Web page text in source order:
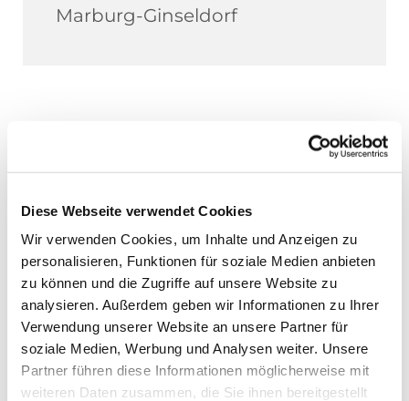
Diese Webseite verwendet Cookies
Wir verwenden Cookies, um Inhalte und Anzeigen zu
personalisieren, Funktionen für soziale Medien anbieten
zu können und die Zugriffe auf unsere Website zu
analysieren. Außerdem geben wir Informationen zu Ihrer
Verwendung unserer Website an unsere Partner für
soziale Medien, Werbung und Analysen weiter. Unsere
Partner führen diese Informationen möglicherweise mit
weiteren Daten zusammen, die Sie ihnen bereitgestellt
Marburg-Ginseldorf